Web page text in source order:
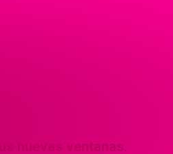
nuevas ventanas.